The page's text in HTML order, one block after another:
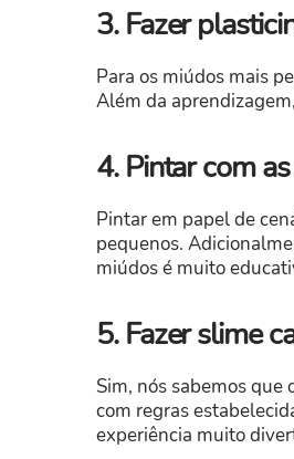
3. Fazer
Para os miúdos mais
Além da
4. Pintar com
Pintar em papel de
pequenos.
miúdos é muito
5. Fazer slime
Sim, nós sabemos que
com regras
experiência muito